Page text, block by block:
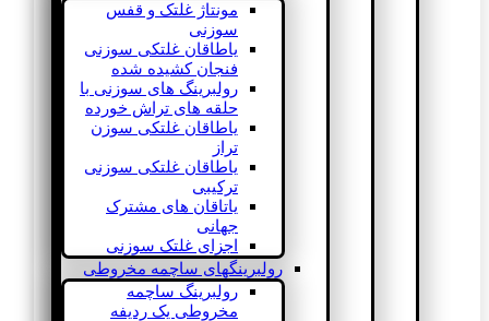
مونتاژ غلتک و قفس
سوزنی
یاطاقان غلتکی سوزنی
فنجان کشیده شده
رولبرینگ های سوزنی با
حلقه های تراش خورده
یاطاقان غلتکی سوزن
تراز
یاطاقان غلتکی سوزنی
ترکیبی
یاتاقان های مشترک
جهانی
اجزای غلتک سوزنی
رولبرینگهای ساچمه مخروطی
رولبرینگ ساچمه
مخروطی یک ردیفه